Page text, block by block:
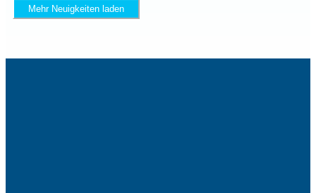
Mehr Neuigkeiten laden